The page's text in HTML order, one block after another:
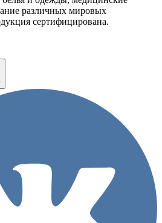
различных мировых
сертифицирована.